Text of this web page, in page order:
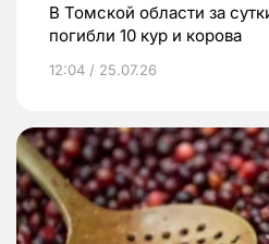
В Томской области за
погибли 10 кур и корова
12:04 / 25.07.26